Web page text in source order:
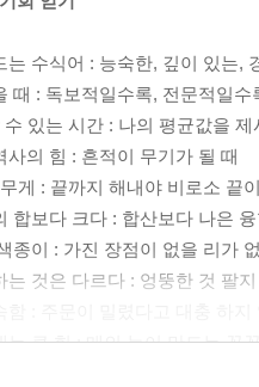
는 수식어 : 능숙한, 깊이 있는,
때 : 독보적일수록, 전문적일수
있는 시간 : 나의 평균값을 제
사의 힘 : 흔적이 무기가 될 때
게 : 끝까지 해내야 비로소 끝
합보다 크다 : 합산보다 나은
종이 : 가진 장점이 없을 리가
는 것은 다르다 : 엉뚱한 것 팔
는 큰 힘 : 매의 눈이 만드는 꼼